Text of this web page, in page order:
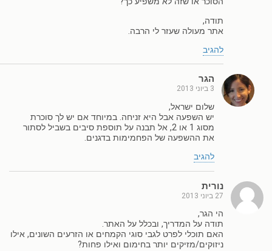
תודה,
אתר מעולה שעזר לי הרבה.
להגיב
הגר
3 ביוני 2013
שלום ישראל,
יש השפעה אבל היא זניחה. במיוחד אם יש לך סוכרת
מסוג 1 או 2, אל תבנה על תוספת סיבים בשביל לסתור
את ההשפעה של הפחמימות בדגנים.
להגיב
נורית
27 ביוני 2013
הי הגר,
תודה על המדריך, ובכלל על האתר.
האם תוכלי לפרט לגבי סוגי הקמחים או הזרעים השונים, אילו
ניזוקים/מזיקים יותר בחימום ואילו פחות?